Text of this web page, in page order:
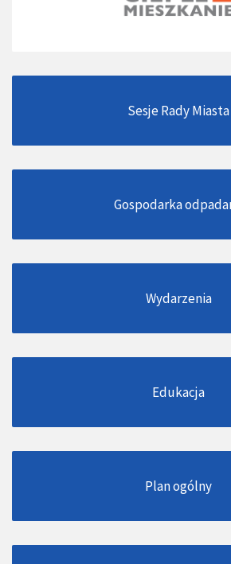
Sesje Rady Miasta
Gospodarka
Wydarzenia
Edukacja
Plan ogólny